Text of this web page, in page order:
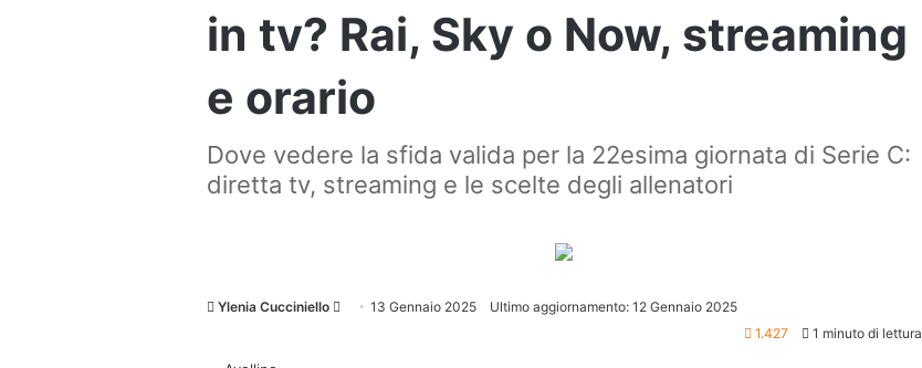
in tv? Rai, Sky o Now, streaming
e orario
Dove vedere la sfida valida per la 22esima giornata di Serie C:
diretta tv, streaming e le scelte degli allenatori
Ylenia Cucciniello
Invia 13 Gennaio 2025
Ultimo aggiornamento: 12 Gennaio 2025
1.427
1 minuto di lettura